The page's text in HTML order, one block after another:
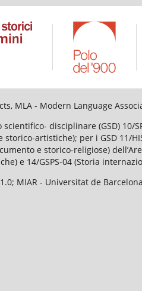
MLA - Modern Language
disciplinare (GSD)
artistiche); per i GSD 11/
e storico-religiose)
e 14/GSPS-04 (Storia
MIAR - Universitat de Barcelona